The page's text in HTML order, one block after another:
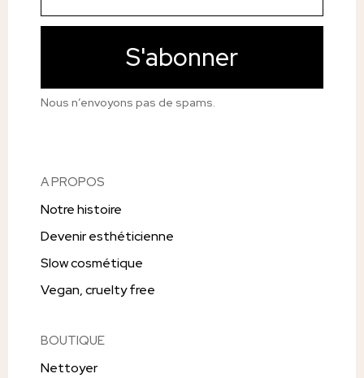
S'abonner
Nous n’envoyons pas de spams.
A PROPOS
Notre histoire
Devenir esthéticienne
Slow cosmétique
Vegan, cruelty free
BOUTIQUE
Nettoyer